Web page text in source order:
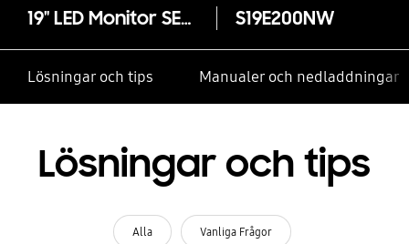
19" LED Monitor SE200 S19E200NW
Lösningar och tips Manualer och nedladdningar
Lösningar och tips
Alla Vanliga Frågor